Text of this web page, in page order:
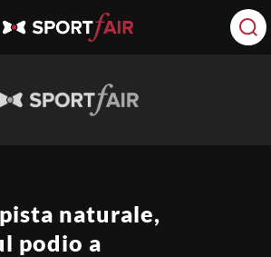
naturale,
podio a